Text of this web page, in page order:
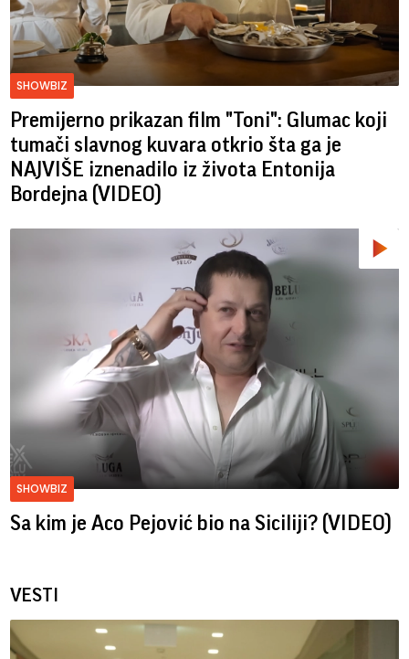
SHOWBIZ
Premijerno prikazan film "Toni": Glumac koji
tumači slavnog kuvara otkrio šta ga je
NAJVIŠE iznenadilo iz života Entonija
Bordejna (VIDEO)
SHOWBIZ
Sa kim je Aco Pejović bio na Siciliji? (VIDEO)
VESTI